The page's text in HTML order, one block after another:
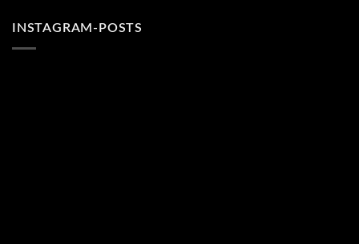
INSTAGRAM-POSTS